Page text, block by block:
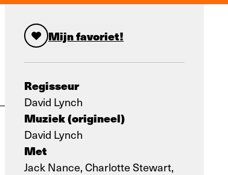
Mijn favoriet!
Regisseur
David Lynch
Muziek (origineel)
David Lynch
Met
Jack Nance, Charlotte Stewart,